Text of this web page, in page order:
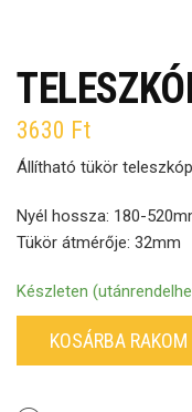
3630 Ft
Állítható tükör
Nyél hossza: 180-
Tükör átmérője: 32mm
Készleten
KOSÁRBA RAKOM